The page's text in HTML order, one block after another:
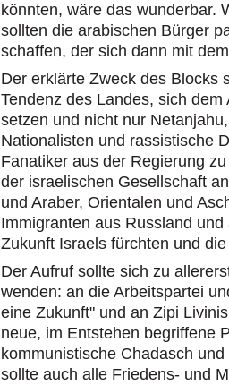
könnten, wäre das wunderbar.
sollten die arabischen Bürger
schaffen, der sich dann mit
Der erklärte Zweck des Blocks
Tendenz des Landes, sich
setzen und nicht nur
Nationalisten und rassistische
Fanatiker aus der Regierung
der israelischen Gesellschaft
und Araber, Orientalen und
Immigranten aus Russland
Zukunft Israels fürchten und
Der Aufruf sollte sich zu
wenden: an die Arbeitspartei
eine Zukunft" und an Zipi
neue, im Entstehen begriffene
kommunistische Chadasch
sollte auch alle Friedens- und